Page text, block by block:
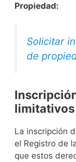
Propiedad:
Solicitar
de
limitativos
La inscripción
el Registro de
que estos